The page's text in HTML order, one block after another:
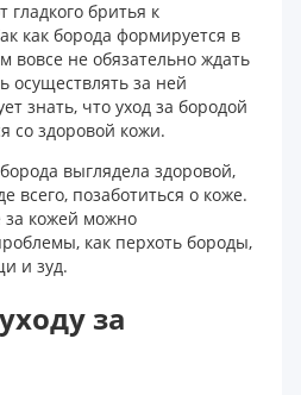
гладкого бритья к
как борода формируется в
вовсе не обязательно ждать
осуществлять за ней
знать, что уход за бородой
со здоровой кожи.
выглядела здоровой,
всего, позаботиться о коже.
за кожей можно
как перхоть бороды,
и зуд.
за